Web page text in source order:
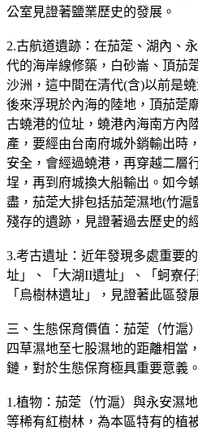
公室見證著鹽業歷史的發展。
2.古航道遺跡：在茄萣、湖內、
代的海岸線修築，白砂崙、頂茄
沙洲，這中間在清代(含)以前是
後來浮現於內海的陸地，頂茄萣
古蟯港的位址，蟯港內海南方內
產，要經由台南府城外銷輸出時
安全，會經過蟯港，再穿越二層
埕，再到府城換大船輸出。如今
盡，茄萣大排包括茄萣濕地(竹
殘存的遺跡，見證著過去歷史的
3.考古遺址：近年發現多處重要
址」、「大湖II遺址」、「蚵寮
「烏樹林遺址」，見證著此區發
三、生態保育價值：茄萣（竹滬
四草濕地至七股濕地的距離相當
鏈，對於生態保育極具重要意義。
1.植物：茄萣（竹滬）與永安濕
等稀有紅樹林，為本區特有的植